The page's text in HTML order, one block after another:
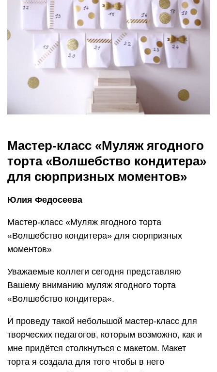
Мастер-класс «Муляж ягодного
торта «Волшебство кондитера»
для сюрпризных моментов»
Юлия Федосеева
Мастер-класс «Муляж ягодного торта
«Волшебство кондитера» для сюрпризных
моментов»
Уважаемые коллеги сегодня представляю
Вашему вниманию муляж ягодного торта
«Волшебство кондитера«.
И проведу такой небольшой мастер-класс для
творческих педагогов, которым возможно, как и
мне придётся столкнуться с макетом. Макет
торта я создала для того чтобы в него